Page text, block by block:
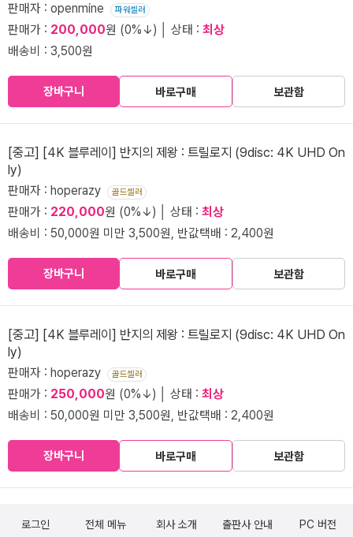
판매자 : openmine 파워셀러
판매가 : 200,000원 (0%↓) │ 상태 : 최상
배송비 : 3,500원
장바구니 바로구매 보관함
[중고] [4K 블루레이] 반지의 제왕 : 트릴로지 (9disc: 4K UHD On
ly)
판매자 : hoperazy 골드셀러
판매가 : 220,000원 (0%↓) │ 상태 : 최상
배송비 : 50,000원 미만 3,500원, 반값택배 : 2,400원
장바구니 바로구매 보관함
[중고] [4K 블루레이] 반지의 제왕 : 트릴로지 (9disc: 4K UHD On
ly)
판매자 : hoperazy 골드셀러
판매가 : 250,000원 (0%↓) │ 상태 : 최상
배송비 : 50,000원 미만 3,500원, 반값택배 : 2,400원
장바구니 바로구매 보관함
로그인 전체 메뉴 회사 소개 출판사 안내 PC 버전